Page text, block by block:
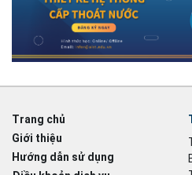
Trang chủ
Giới thiệu
Hướng dẫn sử dụng